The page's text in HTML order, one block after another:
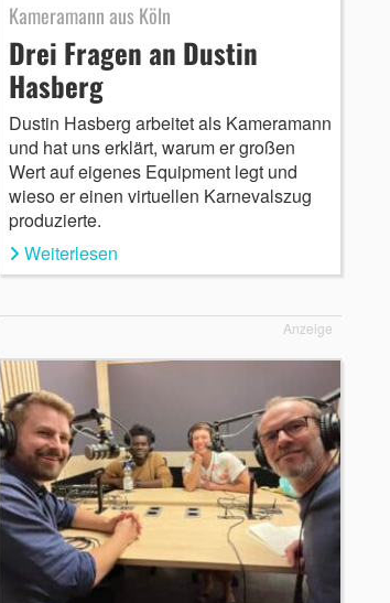
Kameramann aus Köln
Drei Fragen an Dustin
Hasberg
Dustin Hasberg arbeitet als Kameramann
und hat uns erklärt, warum er großen
Wert auf eigenes Equipment legt und
wieso er einen virtuellen Karnevalszug
produzierte.
Weiterlesen
Anzeige